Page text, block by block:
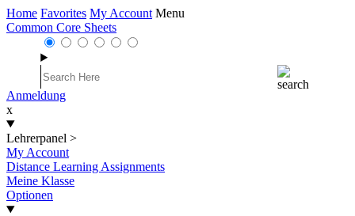
Home Favorites My Account Menu
Common Core Sheets
Anmeldung
x
Lehrerpanel >
My Account
Distance Learning Assignments
Meine Klasse
Optionen